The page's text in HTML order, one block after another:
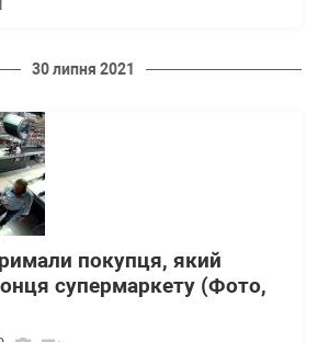
30 липня 2021
покупця, який
супермаркету (Фото,